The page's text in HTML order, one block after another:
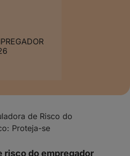
de Risco do
Proteja-se
risco do empregador